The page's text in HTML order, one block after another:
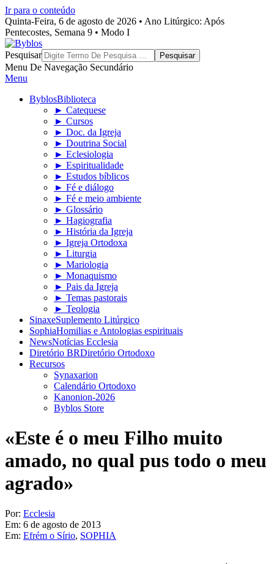
Ir para o conteúdo
Quinta-Feira, 6 de agosto de 2026 • Ano Litúrgico: Após
Pentecostes, Semana 9 • Modo I
Byblos
Pesquisar
Menu De Navegação Secundário
Menu
ByblosBiblioteca
► Catequese
► Cursos
► Doc. da Igreja
► Doutrina Social
► Eclesiologia
► Espiritualidade
► Estudos bíblicos
► Fé e diálogo
► Fé e meio ambiente
► Glossário
► Hagiografia
► História da Igreja
► Igreja Ortodoxa
► Liturgia
► Mariologia
► Monaquismo
► Pais da Igreja
► Temas pastorais
► Teologia
SinaxeSuplemento Litúrgico
SophiaHomilias e Antologias espirituais
NewsNotícias Ecclesia
Diretório BRDiretório Ortodoxo
Recursos
Synaxarion
Calendário Ortodoxo
Kanonion-2026
Byblos Store
«Este é o meu Filho muito
amado, no qual pus todo o meu
agrado»
Por: Ecclesia
Em: 6 de agosto de 2013
Em: Efrém o Sírio, SOPHIA